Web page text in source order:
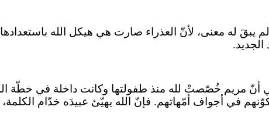
يبقَ له معنى، لأنّ العذراء صارت هي هيكل الله
هي أنّ مريم خُصّصتْ لله منذ طفولتها وكانت داخلة في خطّة
في أجواف أمّهاتهم. فإنّ الله يهيّئ عبيدَه خدّام الكلمة،